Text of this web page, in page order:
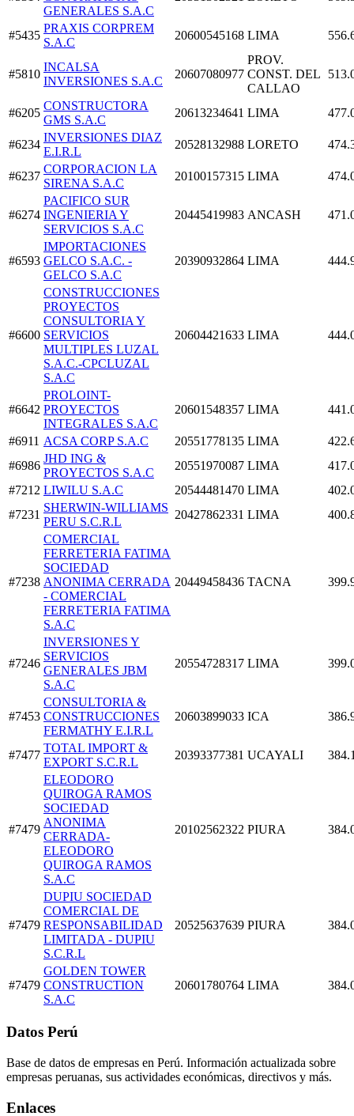
GENERALES S.A.C
#5435
PRAXIS CORPREM
S.A.C
20600545168 LIMA
#5810
INCALSA
INVERSIONES S.A.C
20607080977
PROV.
CONST. DEL
CALLAO
#6205
CONSTRUCTORA
GMS S.A.C
20613234641 LIMA
#6234
INVERSIONES DIAZ
E.I.R.L
20528132988 LORETO
#6237
CORPORACION LA
SIRENA S.A.C
20100157315 LIMA
#6274
PACIFICO SUR
INGENIERIA Y
SERVICIOS S.A.C
20445419983 ANCASH
#6593
IMPORTACIONES
GELCO S.A.C. -
GELCO S.A.C
20390932864 LIMA
#6600
CONSTRUCCIONES
PROYECTOS
CONSULTORIA Y
SERVICIOS
MULTIPLES LUZAL
S.A.C.-CPCLUZAL
S.A.C
20604421633 LIMA
#6642
PROLOINT-
PROYECTOS
INTEGRALES S.A.C
20601548357 LIMA
#6911 ACSA CORP S.A.C 20551778135 LIMA
#6986
JHD ING &
PROYECTOS S.A.C
20551970087 LIMA
#7212 LIWILU S.A.C 20544481470 LIMA
#7231
SHERWIN-WILLIAMS
PERU S.C.R.L
20427862331 LIMA
#7238
COMERCIAL
FERRETERIA FATIMA
SOCIEDAD
ANONIMA CERRADA
- COMERCIAL
FERRETERIA FATIMA
S.A.C
20449458436 TACNA
#7246
INVERSIONES Y
SERVICIOS
GENERALES JBM
S.A.C
20554728317 LIMA
#7453
CONSULTORIA &
CONSTRUCCIONES
FERMATHY E.I.R.L
20603899033 ICA
#7477
TOTAL IMPORT &
EXPORT S.C.R.L
20393377381 UCAYALI
#7479
ELEODORO
QUIROGA RAMOS
SOCIEDAD
ANONIMA
CERRADA-
ELEODORO
QUIROGA RAMOS
S.A.C
20102562322 PIURA
#7479
DUPIU SOCIEDAD
COMERCIAL DE
RESPONSABILIDAD
LIMITADA - DUPIU
S.C.R.L
20525637639 PIURA
#7479
GOLDEN TOWER
CONSTRUCTION
S.A.C
20601780764 LIMA
Datos Perú
Base de datos de empresas en Perú. Información actualizada sobre
empresas peruanas, sus actividades económicas, directivos y más.
Enlaces